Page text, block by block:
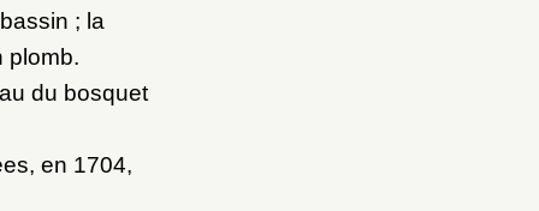
; la
plomb.
du bosquet
en 1704,